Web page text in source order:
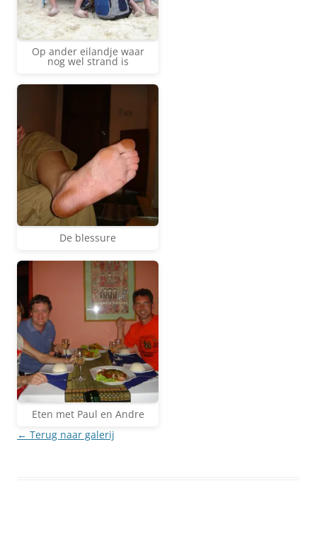
Op ander eilandje waar
nog wel strand is
De blessure
Eten met Paul en Andre
← Terug naar galerij